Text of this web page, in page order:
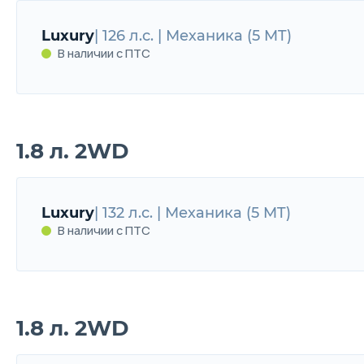
Comfort плюс парктроники 126 л.с. |
В наличии с ПТС
Luxury | 126 л.с. | Механика (5 MT)
В наличии с ПТС
Luxury126 л.с. | Механика (5 MT)
1.8 л. 2WD
Luxury | 132 л.с. | Механика (5 MT)
В наличии с ПТС
Luxury132 л.с. | Механика (5 MT)
1.8 л. 2WD